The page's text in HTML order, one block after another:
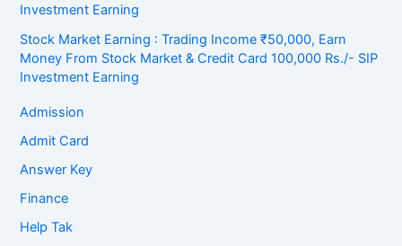
Investment Earning
Stock Market Earning : Trading Income ₹50,000, Earn
Money From Stock Market & Credit Card 100,000 Rs./- SIP
Investment Earning
Admission
Admit Card
Answer Key
Finance
Help Tak